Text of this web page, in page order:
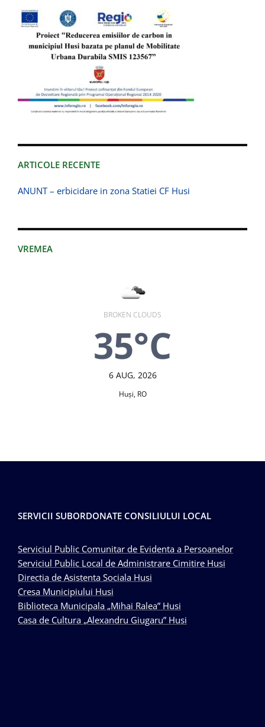
ARTICOLE RECENTE
ANUNT – erbicidare in zona Statiei CF Husi
VREMEA
BROKEN CLOUDS
35°C
6 AUG, 2026
Huşi, RO
SERVICII SUBORDONATE CONSILIULUI LOCAL
Serviciul Public Comunitar de Evidenta a Persoanelor
Serviciul Public Local de Administrare Cimitire Husi
Directia de Asistenta Sociala Husi
Cresa Municipiului Husi
Biblioteca Municipala „Mihai Ralea” Husi
Casa de Cultura „Alexandru Giugaru” Husi